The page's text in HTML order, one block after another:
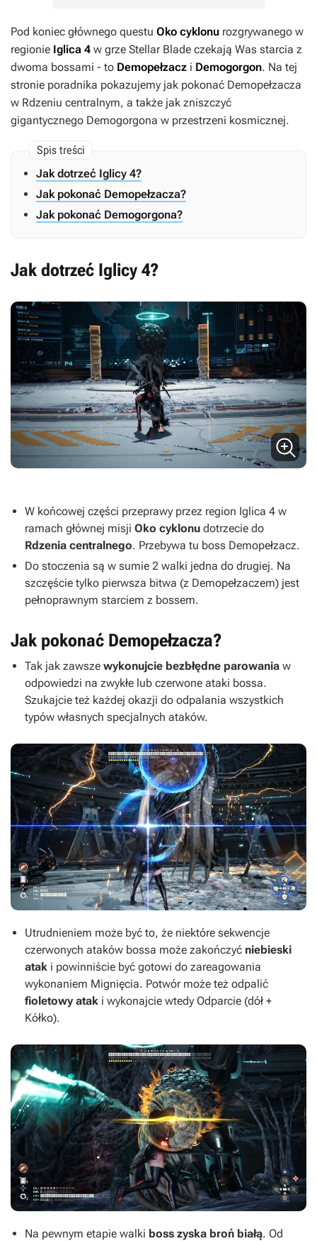
Pod koniec głównego questu Oko cyklonu rozgrywanego w
regionie Iglica 4 w grze Stellar Blade czekają Was starcia z
dwoma bossami - to Demopełzacz i Demogorgon. Na tej
stronie poradnika pokazujemy jak pokonać Demopełzacza
w Rdzeniu centralnym, a także jak zniszczyć
gigantycznego Demogorgona w przestrzeni kosmicznej.
Jak dotrzeć Iglicy 4?
Jak pokonać Demopełzacza?
Jak pokonać Demogorgona?
Jak dotrzeć Iglicy 4?
W końcowej części przeprawy przez region Iglica 4 w
ramach głównej misji Oko cyklonu dotrzecie do
Rdzenia centralnego. Przebywa tu boss Demopełzacz.
Do stoczenia są w sumie 2 walki jedna do drugiej. Na
szczęście tylko pierwsza bitwa (z Demopełzaczem) jest
pełnoprawnym starciem z bossem.
Jak pokonać Demopełzacza?
Tak jak zawsze wykonujcie bezbłędne parowania w
odpowiedzi na zwykłe lub czerwone ataki bossa.
Szukajcie też każdej okazji do odpalania wszystkich
typów własnych specjalnych ataków.
Utrudnieniem może być to, że niektóre sekwencje
czerwonych ataków bossa może zakończyć niebieski
atak i powinniście być gotowi do zareagowania
wykonaniem Mignięcia. Potwór może też odpalić
fioletowy atak i wykonajcie wtedy Odparcie (dół +
Kółko).
Na pewnym etapie walki boss zyska broń białą. Od